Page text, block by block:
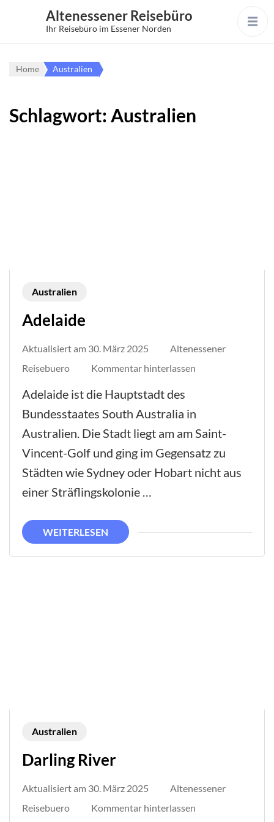
Altenessener Reisebüro
Ihr Reisebüro im Essener Norden
Home Australien
Schlagwort: Australien
Australien
Adelaide
Aktualisiert am 30. März 2025
Altenessener
Reisebuero
Kommentar hinterlassen
Adelaide ist die Hauptstadt des
Bundesstaates South Australia in
Australien. Die Stadt liegt am am Saint-
Vincent-Golf und ging im Gegensatz zu
Städten wie Sydney oder Hobart nicht aus
einer Sträflingskolonie …
WEITERLESEN
Australien
Darling River
Aktualisiert am 30. März 2025
Altenessener
Reisebuero
Kommentar hinterlassen